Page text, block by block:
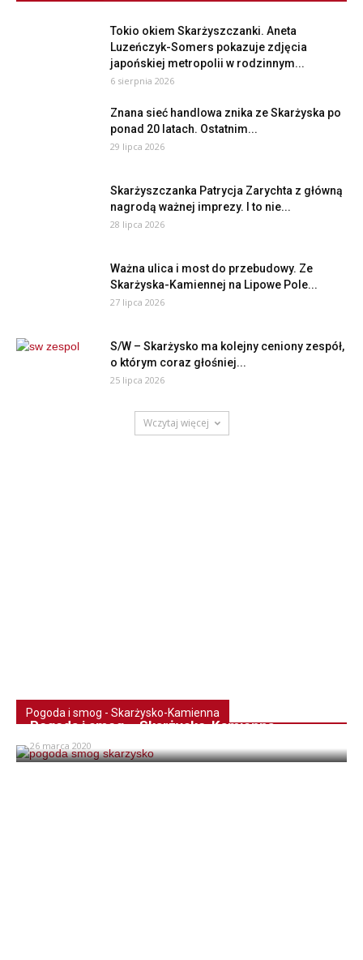
Tokio okiem Skarżyszczanki. Aneta
Luzeńczyk-Somers pokazuje zdjęcia
japońskiej metropolii w rodzinnym...
6 sierpnia 2026
Znana sieć handlowa znika ze Skarżyska po
ponad 20 latach. Ostatnim...
29 lipca 2026
Skarżyszczanka Patrycja Zarychta z główną
nagrodą ważnej imprezy. I to nie...
28 lipca 2026
Ważna ulica i most do przebudowy. Ze
Skarżyska-Kamiennej na Lipowe Pole...
27 lipca 2026
S/W – Skarżysko ma kolejny ceniony zespół,
o którym coraz głośniej...
25 lipca 2026
Wczytaj więcej
Pogoda i smog - Skarżysko-Kamienna
Pogoda i smog – Skarżysko-Kamienna
26 marca 2020